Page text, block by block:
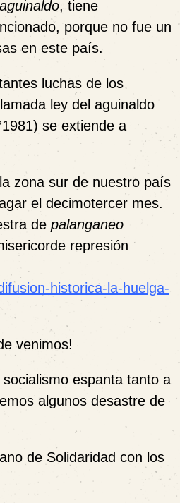
aguinaldo, tiene
porque no fue un
en este país.
luchas de los
ley del aguinaldo
se extiende a
zona sur de nuestro país
el decimotercer mes.
de palanganeo
represión
historica-la-huelga-
venimos!
espanta tanto a
algunos desastre de
de Solidaridad con los